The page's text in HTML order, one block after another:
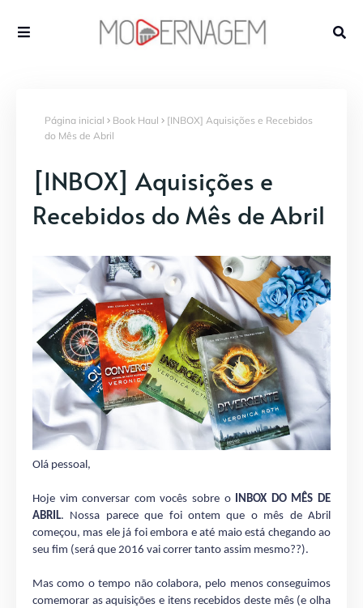
Página inicial Book Haul
[INBOX] Aquisições e Recebidos
do Mês de Abril
[INBOX] Aquisições e
Recebidos do Mês de Abril
Olá pessoal,
Hoje vim conversar com vocês sobre o
INBOX DO MÊS DE
ABRIL. Nossa parece que foi ontem que o mês de Abril
começou, mas ele já foi embora e até maio está chegando ao
seu fim (será que 2016 vai correr tanto assim mesmo??).
Mas como o tempo não colabora, pelo menos conseguimos
comemorar as aquisições e itens recebidos deste mês (e olha